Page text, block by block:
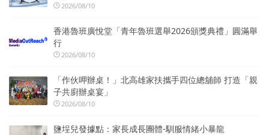
2026/08/10
香港魯班廣悅堂「青年魯班選舉2026頒獎典禮」圓滿舉
行
2026/08/10
「作伙呷辦桌！」北高雄家扶攜手四位總舖師 打造「親
子共廚辦桌宴」
2026/08/10
鹽埕兒發據點：家長成長團體-馴服情緒小暴龍